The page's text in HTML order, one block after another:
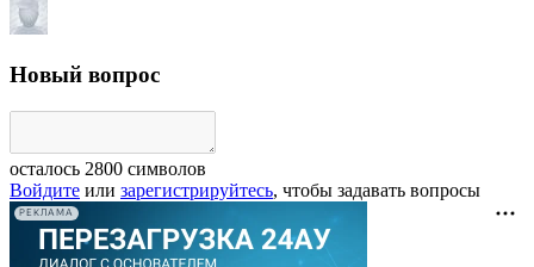
Новый вопрос
осталось 2800 символов
Войдите или зарегистрируйтесь, чтобы задавать вопросы
РЕКЛАМА